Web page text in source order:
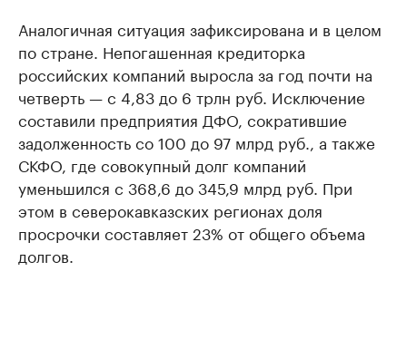
Аналогичная ситуация зафиксирована и в целом
по стране. Непогашенная кредиторка
российских компаний выросла за год почти на
четверть — с 4,83 до 6 трлн руб. Исключение
составили предприятия ДФО, сократившие
задолженность со 100 до 97 млрд руб., а также
СКФО, где совокупный долг компаний
уменьшился с 368,6 до 345,9 млрд руб. При
этом в северокавказских регионах доля
просрочки составляет 23% от общего объема
долгов.